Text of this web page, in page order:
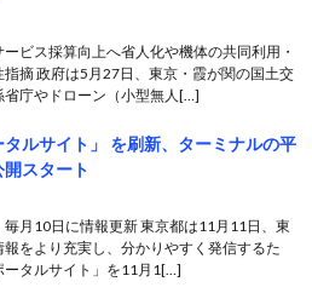
ビス採算向上へ省人化や機体の共同利用・
摘 政府は5月27日、東京・霞が関の国土交
省庁やドローン（小型無人[…]
タルサイト」 を刷新、ターミナルの平
スタート
月10日に情報更新 東京都は11月11日、東
をより充実し、分かりやすく発信するた
ータルサイト」を11月1[…]